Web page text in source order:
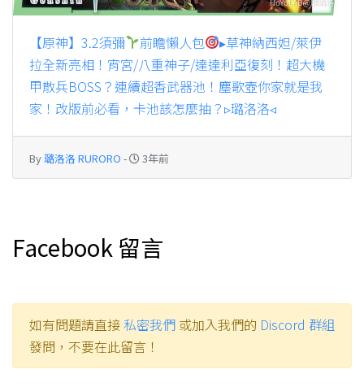
【原神】3.2須彌 前瞻懶人包
▸草神納西妲/萊伊
拉全新亮相！宵宮/八重神子/達達利亞復刻！超大機
甲散兵BOSS？連續超香武器池！塵歌壺你家就是我
家！改版前必看，卡池該怎麼抽？▹璐洛洛◃
By璐洛洛 RURORO - 3年前
Facebook 留言
如有問題請直接私密我們 或加入我們的 Discord 群組
發問，不要在此留言！